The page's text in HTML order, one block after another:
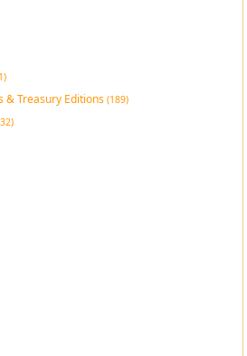
& Treasury Editions(189)